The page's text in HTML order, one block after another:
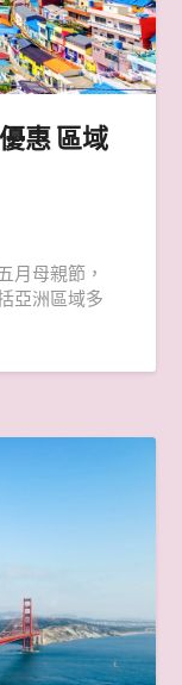
惠 區域
月母親節，
亞洲區域多